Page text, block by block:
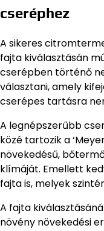
cseréphez
A sikeres
fajta kiválasztásán
cserépben történő
választani, amely
cserépes tartásra
A legnépszerűbb
közé tartozik a
növekedésű,
klímáját. Emellett
fajta is, melyek
A fajta
növény növekedési